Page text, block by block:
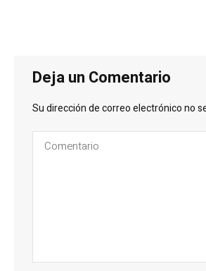
Deja un Comentario
Su dirección de correo electrónico no